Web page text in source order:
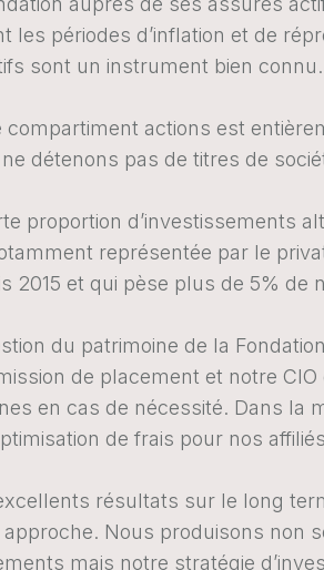
les périodes d’inflation et de
sont un instrument bien connu.
compartiment actions est
détenons pas de titres de
proportion d’investissements
représentée par le
2015 et qui pèse plus de 5% de
du patrimoine de la
de placement et notre
en cas de nécessité. Dans la
de frais pour nos
résultats sur le long
Nous produisons non
mais notre stratégie